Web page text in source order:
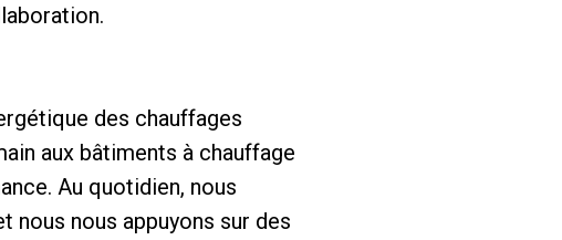
des chauffages
aux bâtiments à chauffage
Au quotidien, nous
nous appuyons sur des